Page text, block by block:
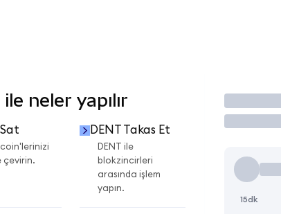
neler yapılır
coin'lerinizi
çevirin.
DENT Takas Et
DENT ile
blokzincirleri
arasında işlem
yapın.
İşlem
15dk